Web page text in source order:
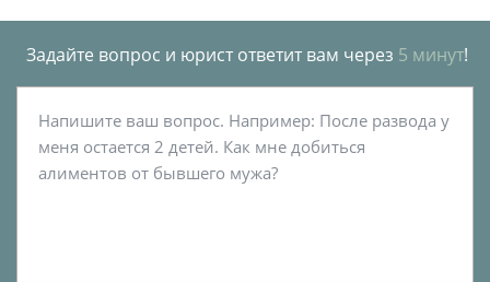
Задайте вопрос и юрист ответит вам через 5 минут!